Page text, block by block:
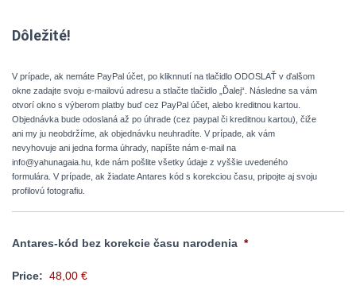
Dôležité!
V prípade, ak nemáte PayPal účet, po kliknnutí na tlačidlo ODOSLAŤ v ďalšom
okne zadajte svoju e-mailovú adresu a stlačte tlačidlo „Ďalej“. Následne sa vám
otvorí okno s výberom platby buď cez PayPal účet, alebo kreditnou kartou.
Objednávka bude odoslaná až po úhrade (cez paypal či kreditnou kartou), čiže
ani my ju neobdržíme, ak objednávku neuhradíte. V prípade, ak vám
nevyhovuje ani jedna forma úhrady, napíšte nám e-mail na
info@yahunagaia.hu , kde nám pošlite všetky údaje z vyššie uvedeného
formulára. V prípade, ak žiadate Antares kód s korekciou času, pripojte aj svoju
profilovú fotografiu.
Antares-kód bez korekcie času narodenia *
Price: